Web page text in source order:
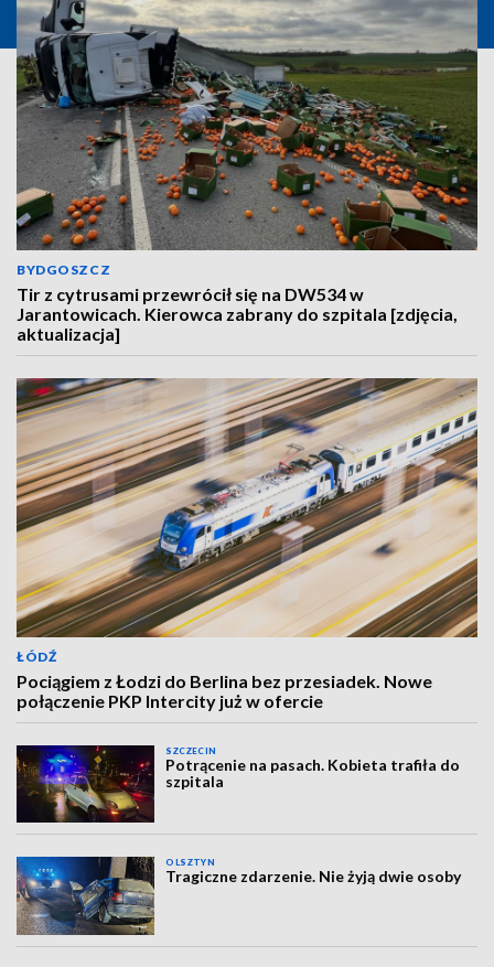
BYDGOSZCZ
Tir z cytrusami przewrócił się na DW534 w
Jarantowicach. Kierowca zabrany do szpitala [zdjęcia,
aktualizacja]
ŁÓDŹ
Pociągiem z Łodzi do Berlina bez przesiadek. Nowe
połączenie PKP Intercity już w ofercie
SZCZECIN
Potrącenie na pasach. Kobieta trafiła do
szpitala
OLSZTYN
Tragiczne zdarzenie. Nie żyją dwie osoby